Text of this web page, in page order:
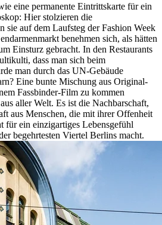
eine permanente Eintrittskarte für ein
Hier stolzieren die
sie auf dem Laufsteg der Fashion Week
benehmen sich, als hätten
Einsturz gebracht. In den Restaurants
dass man sich beim
man durch das UN-Gebäude
Eine bunte Mischung aus Original-
Fassbinder-Film zu kommen
aller Welt. Es ist die Nachbarschaft,
aus Menschen, die mit ihrer Offenheit
für ein einzigartiges Lebensgefühl
begehrtesten Viertel Berlins macht.